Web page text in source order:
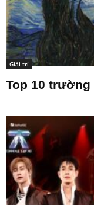
Giải trí
Top 10